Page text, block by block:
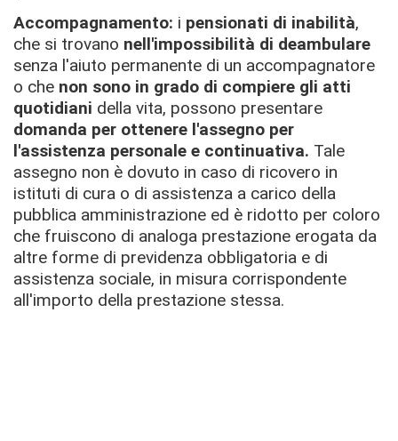
Accompagnamento: i pensionati di inabilità,
che si trovano nell'impossibilità di deambulare
senza l'aiuto permanente di un accompagnatore
o che non sono in grado di compiere gli atti
quotidiani della vita, possono presentare
domanda per ottenere l'assegno per
l'assistenza personale e continuativa. Tale
assegno non è dovuto in caso di ricovero in
istituti di cura o di assistenza a carico della
pubblica amministrazione ed è ridotto per coloro
che fruiscono di analoga prestazione erogata da
altre forme di previdenza obbligatoria e di
assistenza sociale, in misura corrispondente
all'importo della prestazione stessa.